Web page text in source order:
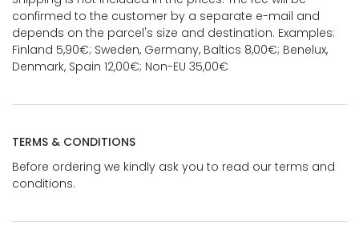
confirmed to the customer by a separate e-mail and
depends on the parcel's size and destination. Examples:
Finland 5,90€; Sweden, Germany, Baltics 8,00€; Benelux,
Denmark, Spain 12,00€; Non-EU 35,00€
TERMS & CONDITIONS
Before ordering we kindly ask you to read our terms and
conditions.